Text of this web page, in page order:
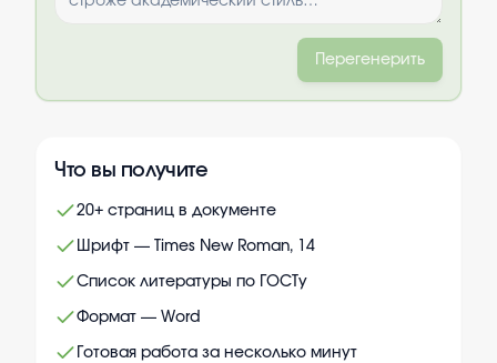
Перегенерить
Что вы получите
20+ страниц в документе
Шрифт — Times New Roman, 14
Список литературы по ГОСТу
Формат — Word
Готовая работа за несколько минут